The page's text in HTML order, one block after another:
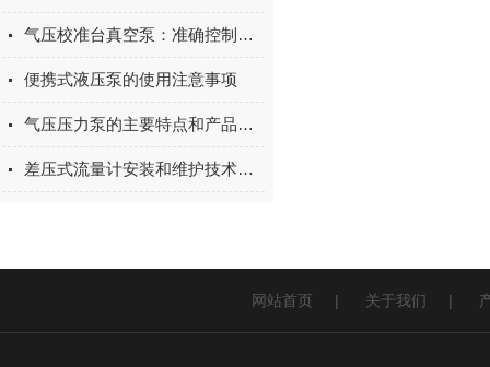
气压校准台真空泵：准确控制气压的关键设备
便携式液压泵的使用注意事项
气压压力泵的主要特点和产品用途
差压式流量计安装和维护技术支持
网站首页 | 关于我们 |